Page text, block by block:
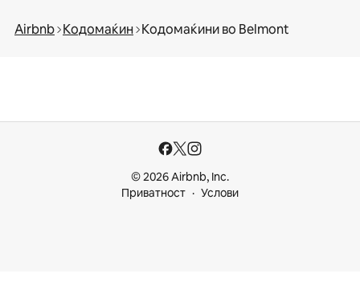
Airbnb Кодомаќин Кодомаќини во Belmont
© 2026 Airbnb, Inc.
Приватност
Услови